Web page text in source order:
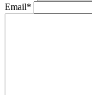
Email*